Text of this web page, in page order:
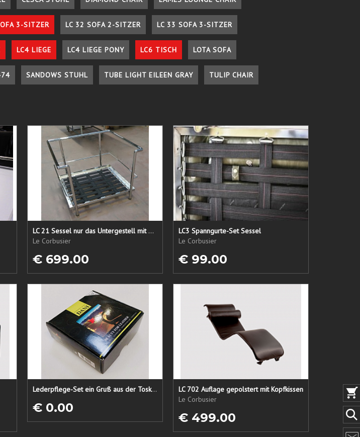
3-SITZER LC 32 SOFA 2-SITZER LC 33 SOFA 3-SITZER
LC4 LIEGE LC4 LIEGE PONY LC6 TISCH LOTA SOFA
SANDOWS STUHL TUBE LIGHT EILEEN GRAY TULIP CHAIR
LC 21 Sessel nur das Untergestell mit elastischen Straps
Le Corbusier
€ 699.00
LC3 Spanngurte-Set Sessel
Le Corbusier
€ 99.00
Lederpflege-Set ein Gruß aus der Toskana...
€ 0.00
LC 702 Auflage gepolstert mit Kopfkissen
Le Corbusier
€ 499.00